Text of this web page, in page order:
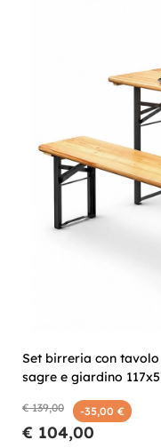
Set birreria con
sagre e giardino
€ 139,00 -35,00 €
€ 104,00